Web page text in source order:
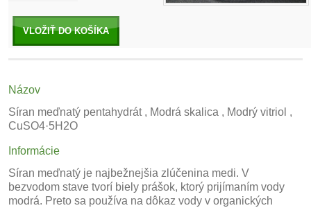
VLOŽIŤ DO KOŠÍKA
Názov
Síran meďnatý pentahydrát , Modrá skalica , Modrý vitriol ,
CuSO4·5H2O
Informácie
Síran meďnatý je najbežnejšia zlúčenina medi. V
bezvodom stave tvorí biely prášok, ktorý prijímaním vody
modrá. Preto sa používa na dôkaz vody v organických